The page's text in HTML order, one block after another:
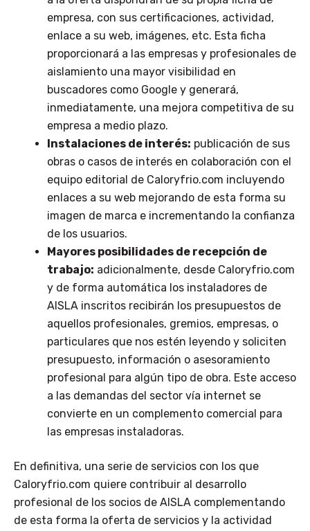
empresa, con sus certificaciones, actividad,
enlace a su web, imágenes, etc. Esta ficha
proporcionará a las empresas y profesionales de
aislamiento una mayor visibilidad en
buscadores como Google y generará,
inmediatamente, una mejora competitiva de su
empresa a medio plazo.
Instalaciones de interés: publicación de sus
obras o casos de interés en colaboración con el
equipo editorial de Caloryfrio.com incluyendo
enlaces a su web mejorando de esta forma su
imagen de marca e incrementando la confianza
de los usuarios.
Mayores posibilidades de recepción de
trabajo: adicionalmente, desde Caloryfrio.com
y de forma automática los instaladores de
AISLA inscritos recibirán los presupuestos de
aquellos profesionales, gremios, empresas, o
particulares que nos estén leyendo y soliciten
presupuesto, información o asesoramiento
profesional para algún tipo de obra. Este acceso
a las demandas del sector vía internet se
convierte en un complemento comercial para
las empresas instaladoras.
En definitiva, una serie de servicios con los que
Caloryfrio.com quiere contribuir al desarrollo
profesional de los socios de AISLA complementando
de esta forma la oferta de servicios y la actividad